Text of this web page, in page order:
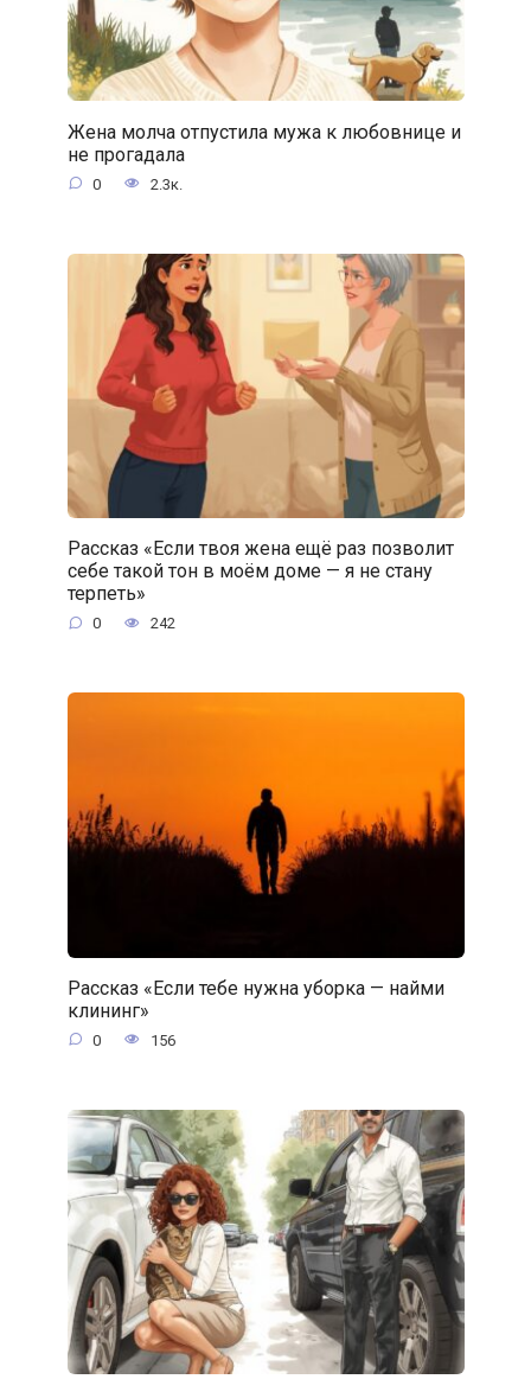
Жена молча отпустила мужа к любовнице и
не прогадала
0 2.3к.
Рассказ «Если твоя жена ещё раз позволит
себе такой тон в моём доме — я не стану
терпеть»
0 242
Рассказ «Если тебе нужна уборка — найми
клининг»
0 156